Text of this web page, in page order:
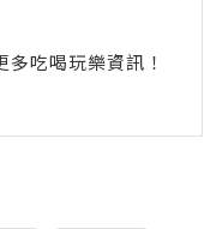
吃喝玩樂資訊！